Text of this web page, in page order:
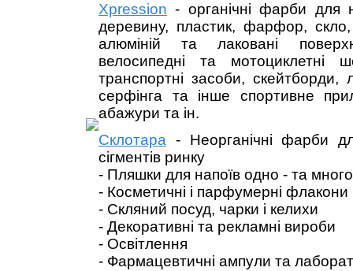
Xpression - органічні фарби для
деревину, пластик, фарфор, скло,
алюміній та лаковані
велосипедні та мотоциклетні
транспортні засоби,
серфінга та інше спортивне
абажури та ін.
Склотара - Неорганічні фарби
сігментів ринку
- Пляшки для напоїв одно - та
- Косметичні і парфумерні флакони
- Скляний посуд, чарки і келихи
- Декоративні та рекламні вироби
- Освітлення
- Фармацевтичні ампули та